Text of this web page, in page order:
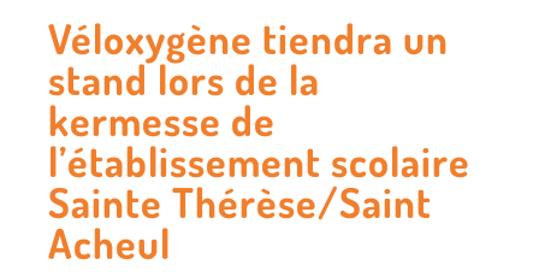
Véloxygène tiendra un
stand lors de la
kermesse de
l’établissement scolaire
Sainte Thérèse/Saint
Acheul